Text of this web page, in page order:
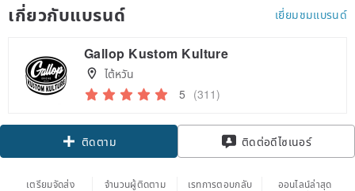
เกี่ยวกับแบรนด์ เยี่ยมชมแบรนด์
Gallop Kustom Kulture
ไต้หวัน
5 (311)
ติดตาม ติดต่อดีไซเนอร์
เตรียมจัดส่ง
จำนวนผู้ติดตาม
เรทการตอบกลับ
ออนไลน์ล่าสุด